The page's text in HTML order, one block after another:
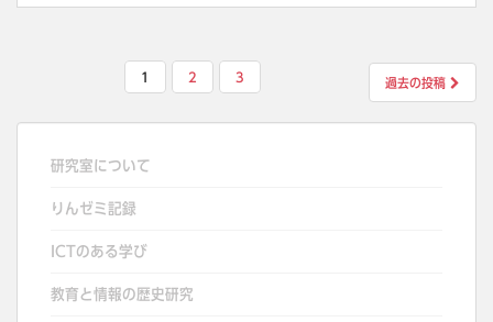
の
1 2 3 過去の投稿
研究室について
りんゼミ記録
ICTのある学び
教育と情報の歴史研究